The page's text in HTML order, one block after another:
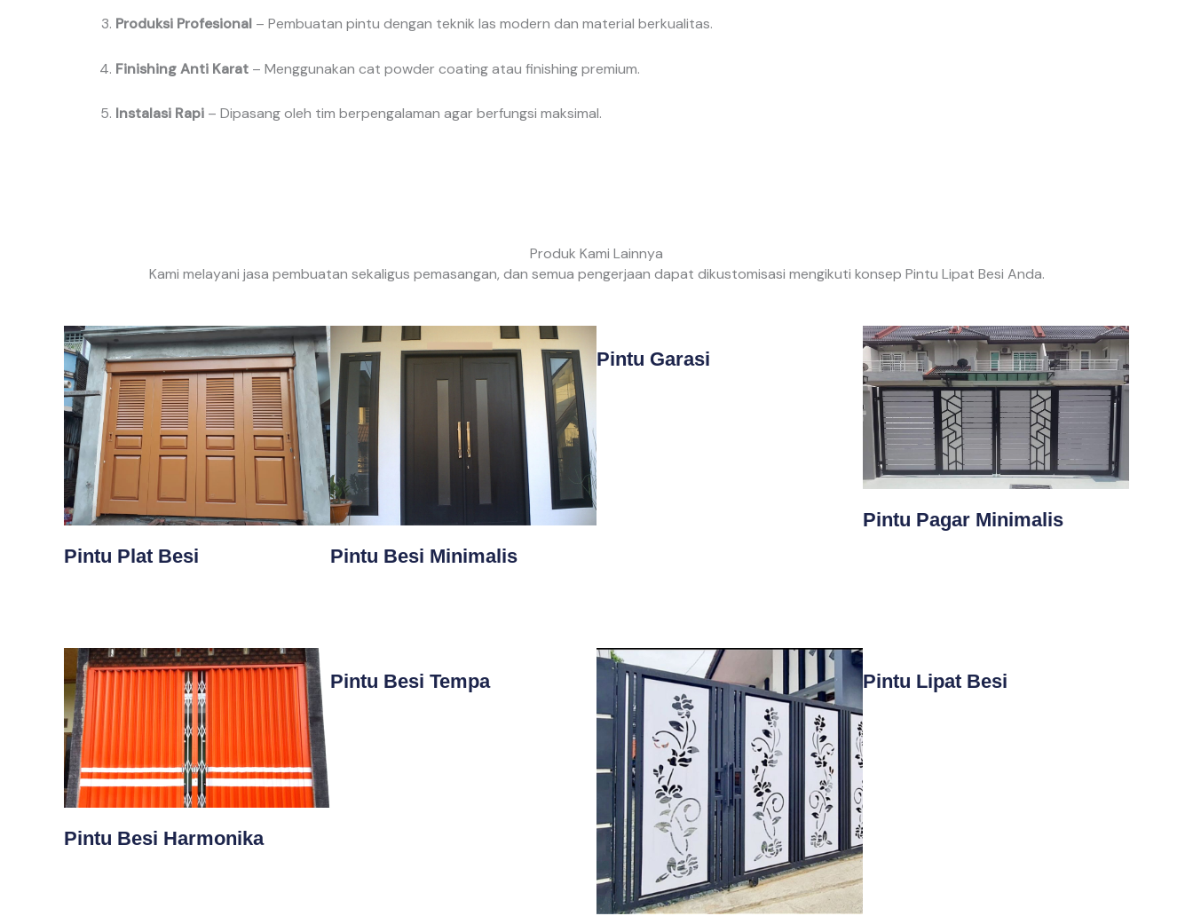
Produksi Profesional – Pembuatan pintu dengan teknik las modern dan material berkualitas.
Finishing Anti Karat – Menggunakan cat powder coating atau finishing premium.
Instalasi Rapi – Dipasang oleh tim berpengalaman agar berfungsi maksimal.
Produk Kami Lainnya
Kami melayani jasa pembuatan sekaligus pemasangan, dan semua pengerjaan dapat dikustomisasi mengikuti konsep Pintu Lipat Besi Anda.
Pintu Plat Besi Pintu Besi Minimalis
Pintu Garasi
Pintu Pagar Minimalis
Pintu Besi Harmonika
Pintu Besi Tempa Pintu Lipat Besi